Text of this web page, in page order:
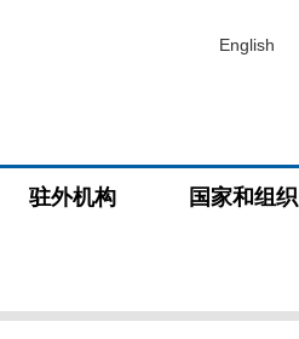
English
驻外机构 国家和组织